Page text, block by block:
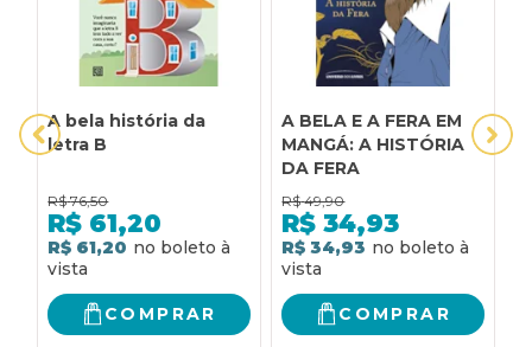
A bela história da
letra B
R$ 76,50
R$ 61,20
R$ 61,20
COMPRAR
A BELA E A FERA EM
MANGÁ: A HISTÓRIA
DA FERA
R$ 49,90
R$ 34,93
R$ 34,93
COMPRAR